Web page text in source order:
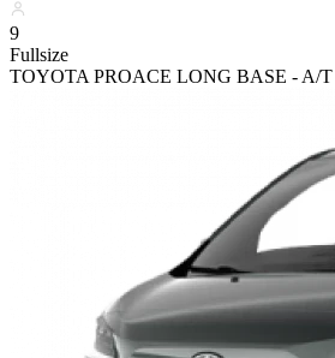
9
Fullsize
TOYOTA PROACE LONG BASE - A/T